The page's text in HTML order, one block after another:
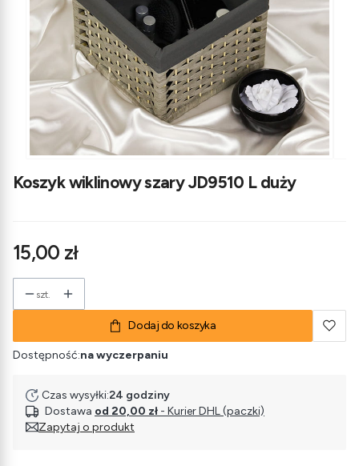
Koszyk wiklinowy szary JD9510 L duży
Cena
15,00 zł
szt.
Dodaj do koszyka
Dostępność:na wyczerpaniu
Czas wysyłki:24 godziny
Dostawa od 20,00 zł - Kurier DHL (paczki)
Zapytaj o produkt